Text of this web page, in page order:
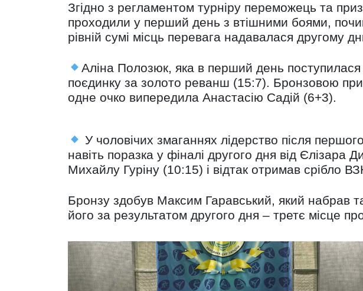
Згідно з регламентом турніру переможець та
проходили у перший день з втішними боями,
рівній сумі місць перевага надавалася
Аліна Полозюк, яка в перший день поступилася
поєдинку за золото реванш (15:7). Бронзовою
одне очко випередила Анастасію Садій (6+3).
У чоловічих змаганнях лідерство після
навіть поразка у фіналі другого дня від Єлізара
Михайлу Гуріну (10:15) і відтак отримав срібло
Бронзу здобув Максим Гаравський, який набрав
його за результатом другого дня – третє місце